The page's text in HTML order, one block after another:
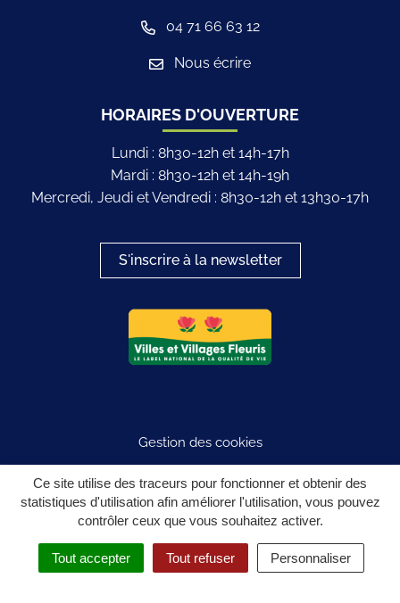
Ce site utilise des traceurs pour fonctionner et obtenir des
statistiques d'utilisation afin améliorer l'utilisation, vous pouvez
contrôler ceux que vous souhaitez activer.
Tout accepter Tout refuser Personnaliser
04 71 66 63 12
Nous écrire
HORAIRES D'OUVERTURE
Lundi : 8h30-12h et 14h-17h
Mardi : 8h30-12h et 14h-19h
Mercredi, Jeudi et Vendredi : 8h30-12h et 13h30-17h
S'inscrire à la newsletter
Logo du label
Gestion des cookies
Plan du site
Mentions légales
Accessibilité : partiellement conforme